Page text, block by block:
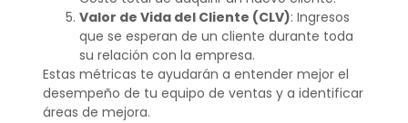
Valor de Vida del Cliente (CLV): Ingresos
que se esperan de un cliente durante toda
su relación con la empresa.
Estas métricas te ayudarán a entender mejor el
desempeño de tu equipo de ventas y a identificar
áreas de mejora.